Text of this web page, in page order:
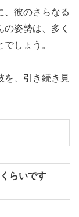
、彼のさらなる
姿勢は、多く
しょう。
を、引き続き見
らいです